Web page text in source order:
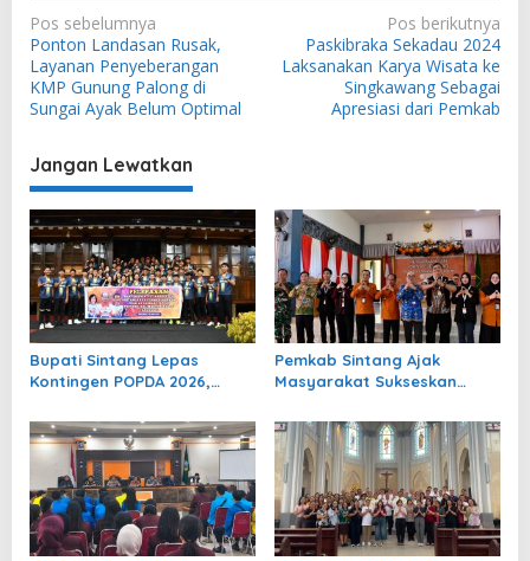
N
a
v
i
g
a
s
i
p
o
s
Pos sebelumnya
Ponton Landasan Rusak,
Layanan Penyeberangan
KMP Gunung Palong di
Sungai Ayak Belum Optimal
Pos berikutnya
Paskibraka Sekadau 2024
Laksanakan Karya Wisata ke
Singkawang Sebagai
Apresiasi dari Pemkab
Jangan Lewatkan
Bupati Sintang Lepas
Kontingen POPDA 2026,
Diri dan Sportif
Pemkab Sintang Ajak
Masyarakat Sukseskan